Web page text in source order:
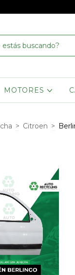
MOTORES
> Citroen >